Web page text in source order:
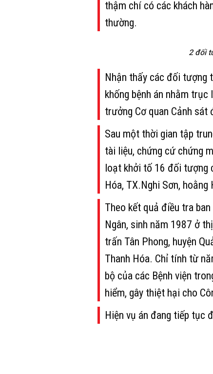
thậm chí có các khách
thường.
2 đối
Nhận thấy các đối tượng
khống bệnh án nhằm trục
trưởng Cơ quan Cảnh sát
Sau một thời gian tập
tài liệu, chứng cứ chứng
loạt khởi tố 16 đối tượng
Hóa, TX.Nghi Sơn, hoằng
Theo kết quả điều tra
Ngân, sinh năm 1987 ở
trấn Tân Phong, huyện
Thanh Hóa. Chỉ tính từ
bộ của các Bệnh viện
hiểm, gây thiệt hại cho
Hiện vụ án đang tiếp tục